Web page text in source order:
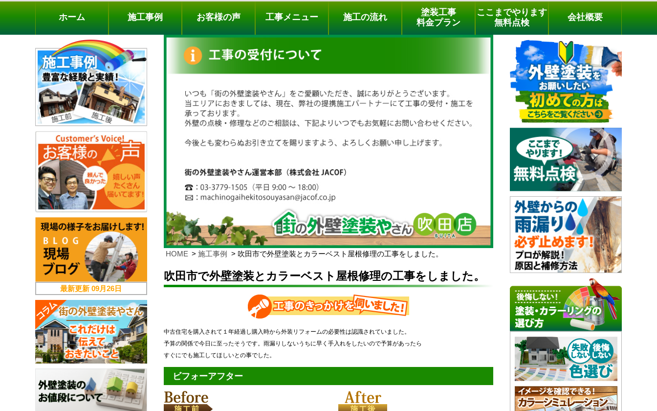
料金プラン 無料点検
電話でのご相談
[9時～18時まで受付中]
phone
ホーム 施工事例 お客様の声 工事メニュー 施工の流れ
塗装工事
料金プラン
ここまでやります
無料点検
会社概要
HOME 施工事例 吹田市で外壁塗装とカラーベスト屋根修理の工事をしました。
吹田市で外壁塗装とカラーベスト屋根修理の工事をしました。
中古住宅を購入されて１年経過し購入時から外装リフォームの必要性は認識されていました。
予算の関係で今日に至ったそうです。雨漏りしないうちに早く手入れをしたいので予算があったら
すぐにでも施工してほしいとの事でした。
ビフォーアフター
最新更新09月26日